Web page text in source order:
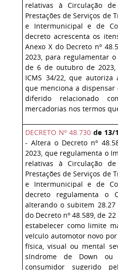
relativas à Circulação
Prestações de Serviços de
e Intermunicipal e de
decreto acrescenta os
Anexo X do Decreto nº
2023, para regulamentar o
de 6 de outubro de
ICMS 34/22, que autoriza
que menciona a dispensar
diferido relacionado
mercadorias nos termos
DECRETO Nº 48.730 de 13/
- Altera o Decreto nº
2023, que regulamenta o
relativas à Circulação
Prestações de Serviços de
e Intermunicipal e de
decreto regulamenta o
alterando o subitem
do Decreto nº 48.589, de
estabelecer como limite
veículo automotor novo
física, visual ou mental
síndrome de Down
consumidor sugerido